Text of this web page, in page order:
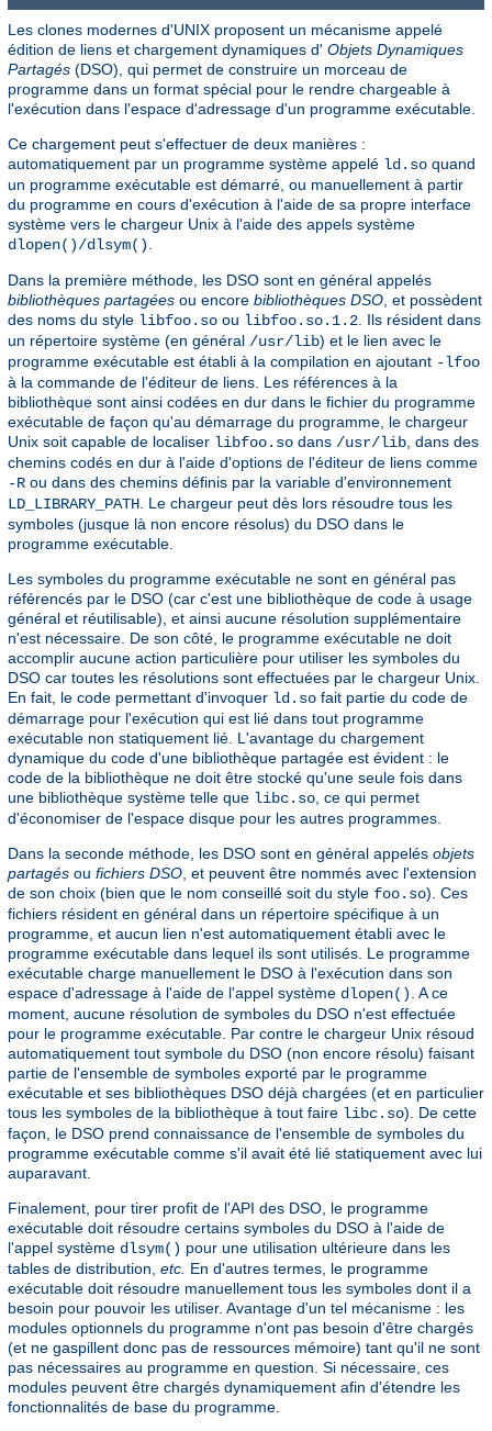
Les clones modernes d'UNIX proposent un mécanisme appelé
édition de liens et chargement dynamiques d' Objets Dynamiques
Partagés (DSO), qui permet de construire un morceau de
programme dans un format spécial pour le rendre chargeable à
l'exécution dans l'espace d'adressage d'un programme exécutable.
Ce chargement peut s'effectuer de deux manières :
automatiquement par un programme système appelé ld.so quand
un programme exécutable est démarré, ou manuellement à partir
du programme en cours d'exécution à l'aide de sa propre interface
système vers le chargeur Unix à l'aide des appels système
dlopen()/dlsym()
Dans la première méthode, les DSO sont en général appelés
bibliothèques partagées ou encore bibliothèques DSO , et possèdent
des noms du style libfoo.so ou libfoo.so.1.2 . Ils résident dans
un répertoire système (en général /usr/lib) et le lien avec le
programme exécutable est établi à la compilation en ajoutant -lfoo
à la commande de l'éditeur de liens. Les références à la
bibliothèque sont ainsi codées en dur dans le fichier du programme
exécutable de façon qu'au démarrage du programme, le chargeur
Unix soit capable de localiser libfoo.so dans /usr/lib , dans des
chemins codés en dur à l'aide d'options de l'éditeur de liens comme
-R ou dans des chemins définis par la variable d'environnement
LD_LIBRARY_PATH . Le chargeur peut dès lors résoudre tous les
symboles (jusque là non encore résolus) du DSO dans le
programme exécutable.
Les symboles du programme exécutable ne sont en général pas
référencés par le DSO (car c'est une bibliothèque de code à usage
général et réutilisable), et ainsi aucune résolution supplémentaire
n'est nécessaire. De son côté, le programme exécutable ne doit
accomplir aucune action particulière pour utiliser les symboles du
DSO car toutes les résolutions sont effectuées par le chargeur Unix.
En fait, le code permettant d'invoquer ld.so fait partie du code de
démarrage pour l'exécution qui est lié dans tout programme
exécutable non statiquement lié. L'avantage du chargement
dynamique du code d'une bibliothèque partagée est évident : le
code de la bibliothèque ne doit être stocké qu'une seule fois dans
une bibliothèque système telle que libc.so , ce qui permet
d'économiser de l'espace disque pour les autres programmes.
Dans la seconde méthode, les DSO sont en général appelés objets
partagés ou fichiers DSO , et peuvent être nommés avec l'extension
de son choix (bien que le nom conseillé soit du style foo.so). Ces
fichiers résident en général dans un répertoire spécifique à un
programme, et aucun lien n'est automatiquement établi avec le
programme exécutable dans lequel ils sont utilisés. Le programme
exécutable charge manuellement le DSO à l'exécution dans son
espace d'adressage à l'aide de l'appel système dlopen() . A ce
moment, aucune résolution de symboles du DSO n'est effectuée
pour le programme exécutable. Par contre le chargeur Unix résoud
automatiquement tout symbole du DSO (non encore résolu) faisant
partie de l'ensemble de symboles exporté par le programme
exécutable et ses bibliothèques DSO déjà chargées (et en particulier
tous les symboles de la bibliothèque à tout faire libc.so). De cette
façon, le DSO prend connaissance de l'ensemble de symboles du
programme exécutable comme s'il avait été lié statiquement avec lui
auparavant.
Finalement, pour tirer profit de l'API des DSO, le programme
exécutable doit résoudre certains symboles du DSO à l'aide de
l'appel système dlsym() pour une utilisation ultérieure dans les
tables de distribution, etc. En d'autres termes, le programme
exécutable doit résoudre manuellement tous les symboles dont il a
besoin pour pouvoir les utiliser. Avantage d'un tel mécanisme : les
modules optionnels du programme n'ont pas besoin d'être chargés
(et ne gaspillent donc pas de ressources mémoire) tant qu'il ne sont
pas nécessaires au programme en question. Si nécessaire, ces
modules peuvent être chargés dynamiquement afin d'étendre les
fonctionnalités de base du programme.